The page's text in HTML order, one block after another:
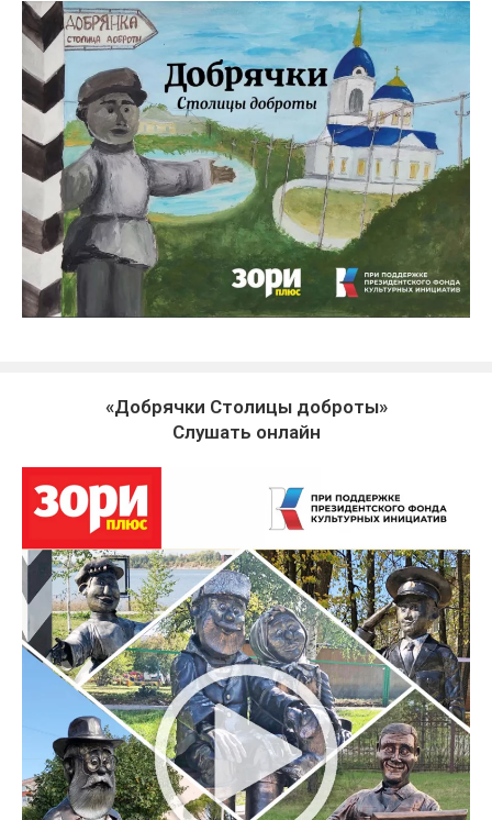
«Добрячки Столицы доброты»
Слушать онлайн